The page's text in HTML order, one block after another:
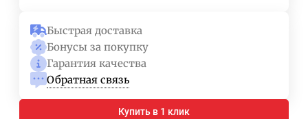
Быстрая доставка
Бонусы за покупку
Гарантия качества
Обратная связь
Купить в 1 клик